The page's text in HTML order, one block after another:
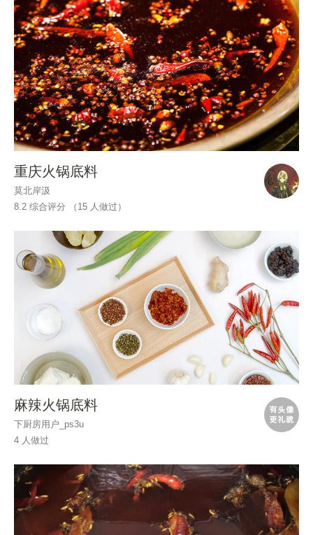
重庆火锅底料
莫北岸汲
8.2 综合评分 （ 15 人做过）
麻辣火锅底料
下厨房用户_ps3u
4 人做过